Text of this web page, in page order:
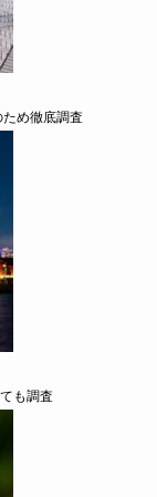
め徹底調査
ても調査